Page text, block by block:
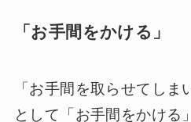
「お手間をかける」
「お手間を取らせてし
として「お手間をかける